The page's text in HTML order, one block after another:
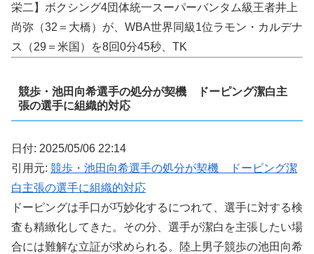
栄二】ボクシング4団体統一スーパーバンタム級王者井上
尚弥（32＝大橋）が、WBA世界同級1位ラモン・カルデナ
ス（29＝米国）を8回0分45秒、TK
競歩・池田向希選手の処分が契機 ドーピング潔白主
張の選手に組織的対応
日付: 2025/05/06 22:14
引用元: 競歩・池田向希選手の処分が契機 ドーピング潔
白主張の選手に組織的対応
ドーピングは手口が巧妙化するにつれて、選手に対する検
査も精緻化してきた。その分、選手が潔白を主張したい場
合には難解な立証が求められる。陸上男子競歩の池田向希